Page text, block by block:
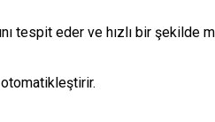
tespit eder ve hızlı bir şekilde
otomatikleştirir.